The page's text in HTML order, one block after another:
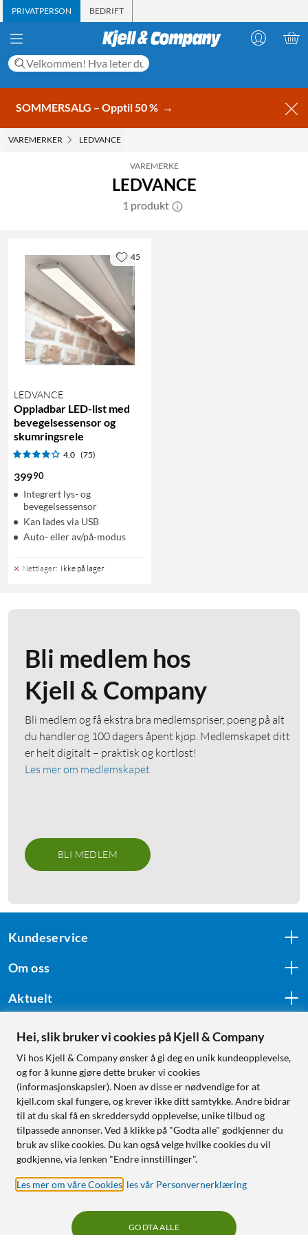
PRIVATPERSON BEDRIFT
SOMMERSALG – Opptil 50 % →
VAREMERKER LEDVANCE
VAREMERKE
LEDVANCE
1 produkt
LEDVANCE
Oppladbar LED-list med
bevegelsessensor og
skumringsrele
4.0 (75)
39990
Integrert lys- og
bevegelsessensor
Kan lades via USB
Auto- eller av/på-modus
Nettlager: Ikke på lager
45
Bli medlem hos
Kjell & Company
Bli medlem og få ekstra bra medlemspriser, poeng på alt
du handler og 100 dagers åpent kjøp. Medlemskapet ditt
er helt digitalt – praktisk og kortløst!
Les mer om medlemskapet
BLI MEDLEM
Kundeservice
Om oss
Aktuelt
Følg oss
Handle fra:
Sverige
Norge
Hei, slik bruker vi cookies på Kjell & Company
Vi hos Kjell & Company ønsker å gi deg en unik kundeopplevelse,
og for å kunne gjøre dette bruker vi cookies
(informasjonskapsler). Noen av disse er nødvendige for at
kjell.com skal fungere, og krever ikke ditt samtykke. Andre bidrar
til at du skal få en skreddersydd opplevelse, unike tilbud og
tilpassede annonser. Ved å klikke på "Godta alle" godkjenner du
bruk av slike cookies. Du kan også velge hvilke cookies du vil
godkjenne, via lenken "Endre innstillinger".
Les mer om våre Cookies les vår Personvernerklæring
GODTA ALLE